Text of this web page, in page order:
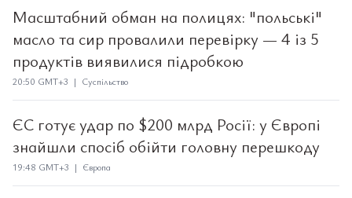
Масштабний обман на полицях: "польські"
масло та сир провалили перевірку — 4 із 5
продуктів виявилися підробкою
20:50 GMT+3 | Суспільство
ЄС готує удар по $200 млрд Росії: у Європі
знайшли спосіб обійти головну перешкоду
19:48 GMT+3 | Європа